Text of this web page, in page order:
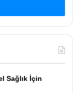
Sağlık İçin